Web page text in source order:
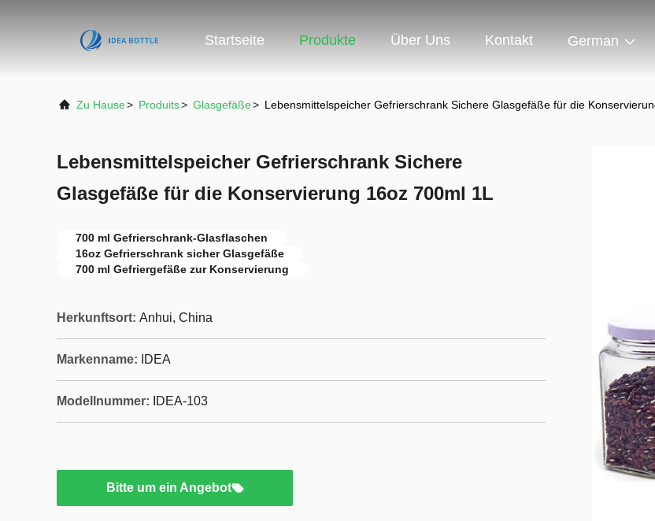
Startseite Produkte Über Uns Kontakt German
Zu Hause> Produits> Glasgefäße> Lebensmittelspeicher Gefrierschrank Sichere Glasgefäße für die
Lebensmittelspeicher Gefrierschrank Sichere
Glasgefäße für die Konservierung 16oz 700ml 1L
700 ml Gefrierschrank-Glasflaschen
16oz Gefrierschrank sicher Glasgefäße
700 ml Gefriergefäße zur Konservierung
Herkunftsort: Anhui, China
Markenname: IDEA
Modellnummer: IDEA-103
Bitte um ein Angebot